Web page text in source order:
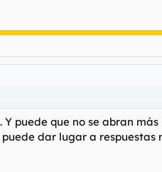
puede que no se abran
dar lugar a respuestas